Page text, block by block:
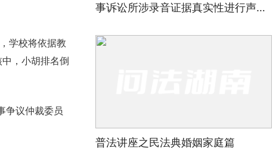
学校将依据教
，小胡排名倒
争议仲裁委员
事诉讼所涉录音证据真实性进行声像
普法讲座之民法典婚姻家庭篇